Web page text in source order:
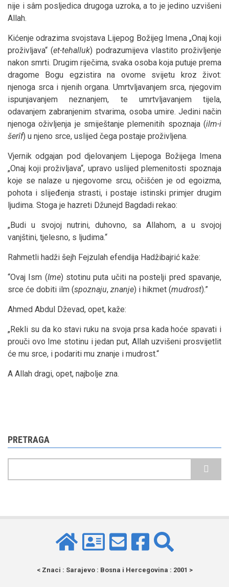
nije i sâm posljedica drugoga uzroka, a to je jedino uzvišeni
Allah.
Kićenje odrazima svojstava Lijepog Božijeg Imena „Onaj koji
proživljava“ (et-tehalluk) podrazumijeva vlastito proživljenje
nakon smrti. Drugim riječima, svaka osoba koja putuje prema
dragome Bogu egzistira na ovome svijetu kroz život:
njenoga srca i njenih organa. Umrtvljavanjem srca, njegovim
ispunjavanjem neznanjem, te umrtvljavanjem tijela,
odavanjem zabranjenim stvarima, osoba umire. Jedini način
njenoga oživljenja je smiještanje plemenitih spoznaja (ilm-i
šerîf) u njeno srce, uslijed čega postaje proživljena.
Vjernik odgajan pod djelovanjem Lijepoga Božijega Imena
„Onaj koji proživljava“, upravo uslijed plemenitosti spoznaja
koje se nalaze u njegovome srcu, očišćen je od egoizma,
pohota i slijeđenja strasti, i postaje istinski primjer drugim
ljudima. Stoga je hazreti Džunejd Bagdadi rekao:
„Budi u svojoj nutrini, duhovno, sa Allahom, a u svojoj
vanjštini, tjelesno, s ljudima.“
Rahmetli hadži šejh Fejzulah efendija Hadžibajrić kaže:
“Ovaj Ism (Ime) stotinu puta učiti na postelji pred spavanje,
srce će dobiti ilm (spoznaju, znanje) i hikmet (mudrost).”
Ahmed Abdul Dževad, opet, kaže:
„Rekli su da ko stavi ruku na svoja prsa kada hoće spavati i
prouči ovo Ime stotinu i jedan put, Allah uzvišeni prosvijetlit
će mu srce, i podariti mu znanje i mudrost.“
A Allah dragi, opet, najbolje zna.
PRETRAGA
< Znaci : Sarajevo : Bosna i Hercegovina : 2001 >